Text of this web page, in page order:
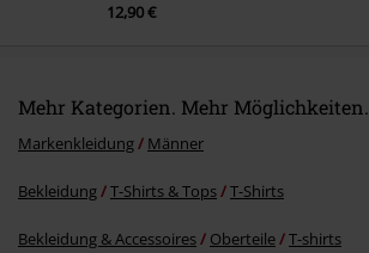
12,90 €
Mehr Kategorien. Mehr Möglichkeiten.
Markenkleidung Männer
Bekleidung T-Shirts & Tops T-Shirts
Bekleidung & Accessoires Oberteile T-shirts